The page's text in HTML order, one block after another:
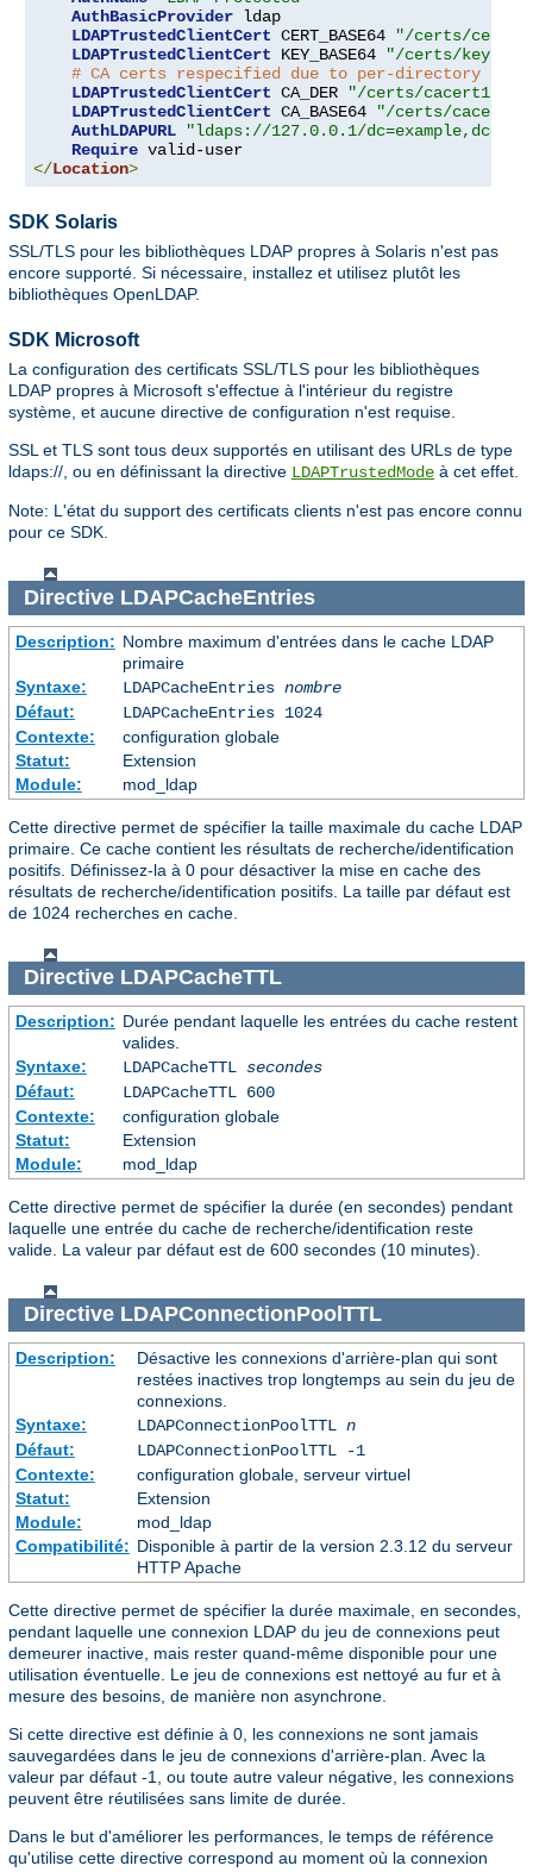
AuthBasicProvider ldap
LDAPTrustedClientCert CERT_BASE64
"/certs/
LDAPTrustedClientCert KEY_BASE64
"/certs/
# CA certs respecified due to per-directory
LDAPTrustedClientCert CA_DER
"/certs/
LDAPTrustedClientCert CA_BASE64
"/certs/
AuthLDAPURL
"ldaps://127.0.0.1/
Require
</Location>
SDK Solaris
SSL/TLS pour les bibliothèques LDAP propres à Solaris n'est pas
encore supporté. Si nécessaire, installez et utilisez plutôt les
bibliothèques OpenLDAP.
SDK Microsoft
La configuration des certificats SSL/TLS pour les bibliothèques
LDAP propres à Microsoft s'effectue à l'intérieur du registre
système, et aucune directive de configuration n'est requise.
SSL et TLS sont tous deux supportés en utilisant des URLs de type
ldaps://, ou en définissant la directive LDAPTrustedMode à cet effet.
Note: L'état du support des certificats clients n'est pas encore connu
pour ce SDK.
Directive LDAPCacheEntries
Description: Nombre maximum d'entrées dans le cache LDAP
primaire
Syntaxe:
LDAPCacheEntries nombre
Défaut:
LDAPCacheEntries 1024
Contexte:
configuration globale
Statut:
Extension
Module:
mod_ldap
Cette directive permet de spécifier la taille maximale du cache LDAP
primaire. Ce cache contient les résultats de recherche/identification
positifs. Définissez-la à 0 pour désactiver la mise en cache des
résultats de recherche/identification positifs. La taille par défaut est
de 1024 recherches en cache.
Directive LDAPCacheTTL
Description: Durée pendant laquelle les entrées du cache restent
valides.
Syntaxe:
LDAPCacheTTL secondes
Défaut:
LDAPCacheTTL 600
Contexte:
configuration globale
Statut:
Extension
Module:
mod_ldap
Cette directive permet de spécifier la durée (en secondes) pendant
laquelle une entrée du cache de recherche/identification reste
valide. La valeur par défaut est de 600 secondes (10 minutes).
Directive LDAPConnectionPoolTTL
Description:
Désactive les connexions d'arrière-plan qui sont
restées inactives trop longtemps au sein du jeu de
connexions.
Syntaxe:
LDAPConnectionPoolTTL n
Défaut:
LDAPConnectionPoolTTL -1
Contexte:
configuration globale, serveur virtuel
Statut:
Extension
Module:
mod_ldap
Compatibilité: Disponible à partir de la version 2.3.12 du serveur
HTTP Apache
Cette directive permet de spécifier la durée maximale, en secondes,
pendant laquelle une connexion LDAP du jeu de connexions peut
demeurer inactive, mais rester quand-même disponible pour une
utilisation éventuelle. Le jeu de connexions est nettoyé au fur et à
mesure des besoins, de manière non asynchrone.
Si cette directive est définie à 0, les connexions ne sont jamais
sauvegardées dans le jeu de connexions d'arrière-plan. Avec la
valeur par défaut -1, ou toute autre valeur négative, les connexions
peuvent être réutilisées sans limite de durée.
Dans le but d'améliorer les performances, le temps de référence
qu'utilise cette directive correspond au moment où la connexion